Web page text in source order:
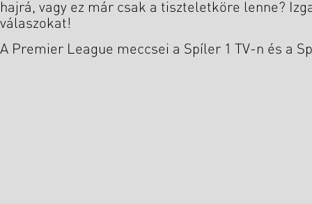
hajrá, vagy ez már csak a tiszteletköre lenne?
válaszokat!
A Premier League meccsei a Spíler 1 TV-n és a